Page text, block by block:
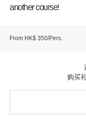
another course!
From HK$ 350/Pers.
购买